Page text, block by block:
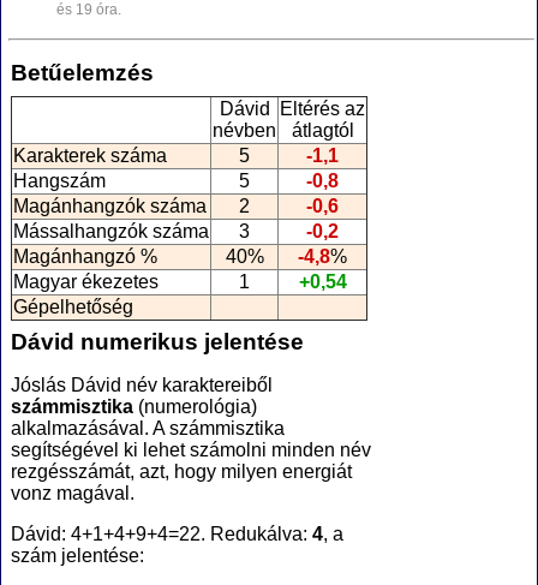
és 19 óra.
Betűelemzés
Dávid
névben
Eltérés az
átlagtól
Karakterek száma
5
-1,1
Hangszám
5
-0,8
Magánhangzók száma
2
-0,6
Mássalhangzók száma
3
-0,2
Magánhangzó %
40% -4,8%
Magyar ékezetes
1
+0,54
Gépelhetőség
Dávid numerikus jelentése
Jóslás Dávid név karaktereiből
számmisztika (numerológia)
alkalmazásával. A számmisztika
segítségével ki lehet számolni minden név
rezgésszámát, azt, hogy milyen energiát
vonz magával.
Dávid: 4+1+4+9+4=22. Redukálva: 4, a
szám jelentése: